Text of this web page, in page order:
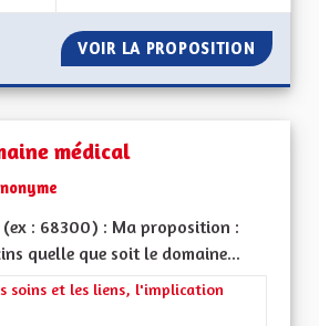
VOIR LA PROPOSITION QUE
médical
(ex : 68300) : Ma proposition :
quelle que soit le domaine...
de la catégorie : Les solidarités, les soins
soins et les liens, l'implication